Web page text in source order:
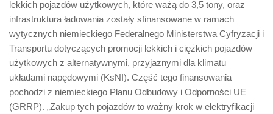
lekkich pojazdów użytkowych, które ważą do 3,5 tony, oraz
infrastruktura ładowania zostały sfinansowane w ramach
wytycznych niemieckiego Federalnego Ministerstwa Cyfryzacji i
Transportu dotyczących promocji lekkich i ciężkich pojazdów
użytkowych z alternatywnymi, przyjaznymi dla klimatu
układami napędowymi (KsNI). Część tego finansowania
pochodzi z niemieckiego Planu Odbudowy i Odporności UE
(GRRP). „Zakup tych pojazdów to ważny krok w elektryfikacji